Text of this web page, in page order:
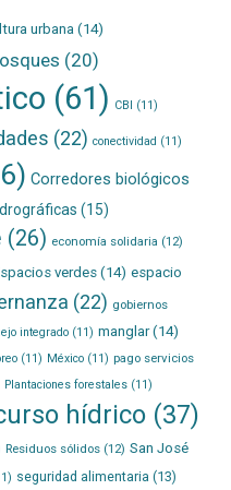
urbana(14)
(20)
(61) CBI (11)
(22) conectividad (11)
Corredores biológicos
(15)
(26) economía solidaria (12)
verdes(14) espacio
(22) gobiernos
integrado(11) manglar(14)
(11) México(11) pago servicios
Plantaciones forestales(11)
hídrico(37)
Residuos sólidos(12) San José
seguridad alimentaria (13)